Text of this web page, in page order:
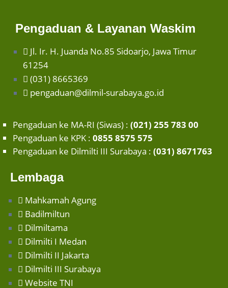
Pengaduan & Layanan Waskim
Jl. Ir. H. Juanda No.85 Sidoarjo, Jawa Timur
61254
(031) 8665369
pengaduan@dilmil-surabaya.go.id
Pengaduan ke MA-RI (Siwas) : (021) 255 783 00
Pengaduan ke KPK : 0855 8575 575
Pengaduan ke Dilmilti III Surabaya : (031) 8671763
Lembaga
Mahkamah Agung
Badilmiltun
Dilmiltama
Dilmilti I Medan
Dilmilti II Jakarta
Dilmilti III Surabaya
Website TNI